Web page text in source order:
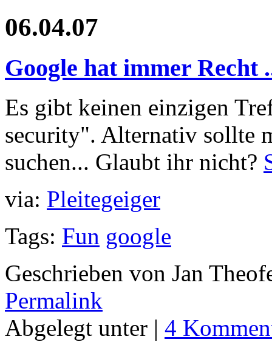
06.04.07
Google hat immer Recht
Es gibt keinen einzigen
security". Alternativ sollte
suchen... Glaubt ihr nicht?
via: Pleitegeiger
Tags: Fun google
Geschrieben von Jan
Permalink
Abgelegt unter | 4